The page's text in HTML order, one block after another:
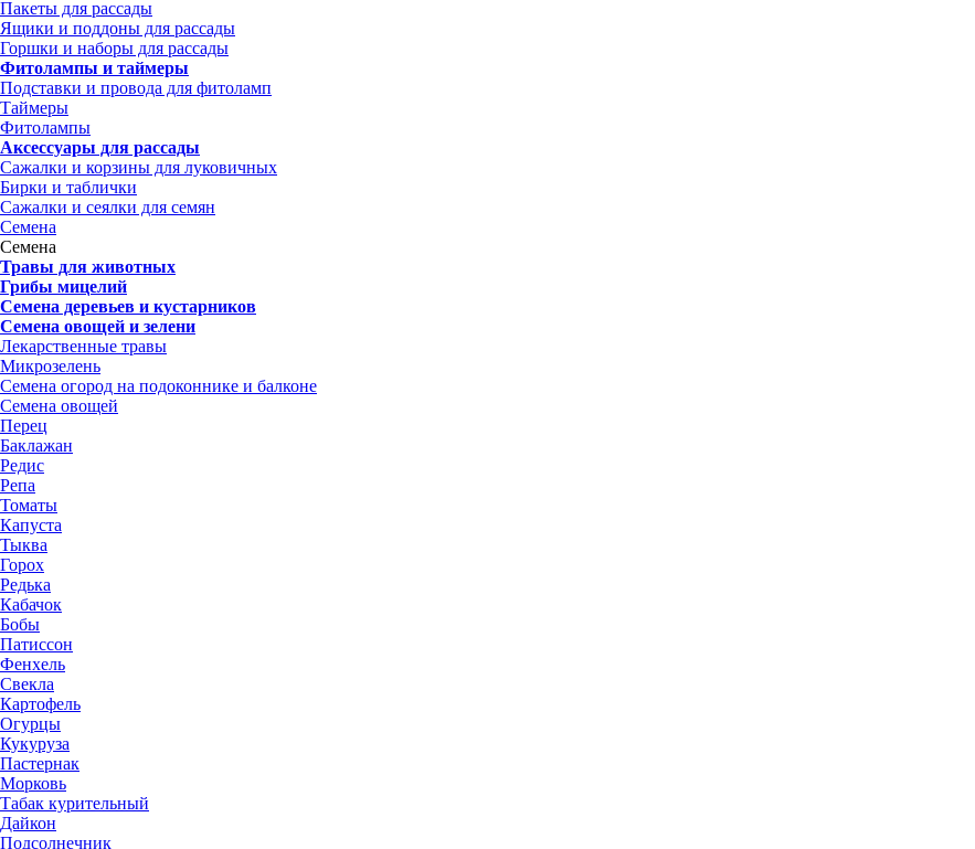
Пакеты для рассады
Ящики и поддоны для рассады
Горшки и наборы для рассады
Фитолампы и таймеры
Подставки и провода для фитоламп
Таймеры
Фитолампы
Аксессуары для рассады
Сажалки и корзины для луковичных
Бирки и таблички
Сажалки и сеялки для семян
Семена
Семена
Травы для животных
Грибы мицелий
Семена деревьев и кустарников
Семена овощей и зелени
Лекарственные травы
Микрозелень
Семена огород на подоконнике и балконе
Семена овощей
Перец
Баклажан
Редис
Репа
Томаты
Капуста
Тыква
Горох
Редька
Кабачок
Бобы
Патиссон
Фенхель
Свекла
Картофель
Огурцы
Кукуруза
Пастернак
Морковь
Табак курительный
Дайкон
Подсолнечник